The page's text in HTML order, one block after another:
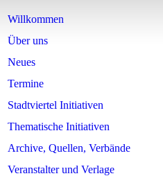
Willkommen
Über uns
Neues
Termine
Stadtviertel Initiativen
Thematische Initiativen
Archive, Quellen, Verbände
Veranstalter und Verlage